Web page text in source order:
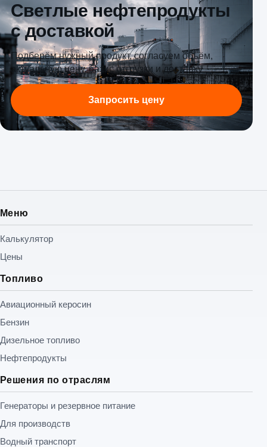
Светлые нефтепродукты
с доставкой
Подберём нужный продукт, согласуем объём,
актуальную цену, базис отгрузки и доставку
Запросить цену
Меню
Калькулятор
Цены
Топливо
Авиационный керосин
Бензин
Дизельное топливо
Нефтепродукты
Решения по отраслям
Генераторы и резервное питание
Для производств
Водный транспорт